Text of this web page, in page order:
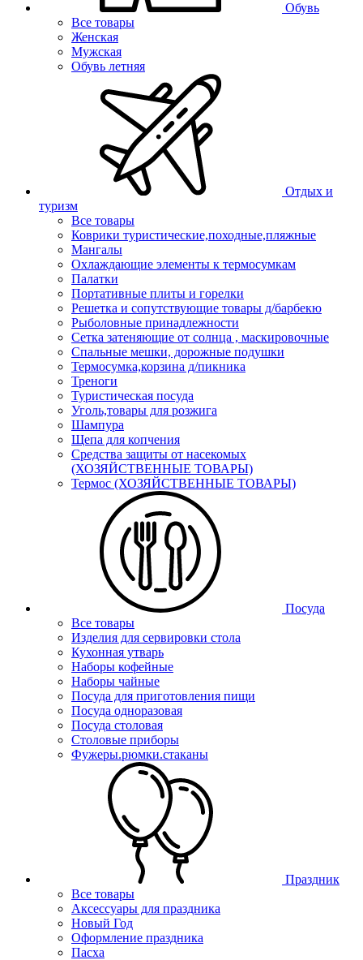
Обувь
Все товары
Женская
Мужская
Обувь летняя
Отдых и
туризм
Все товары
Коврики туристические,походные,пляжные
Мангалы
Охлаждающие элементы к термосумкам
Палатки
Портативные плиты и горелки
Решетка и сопутствующие товары д/барбекю
Рыболовные принадлежности
Сетка затеняющие от солнца , маскировочные
Спальные мешки, дорожные подушки
Термосумка,корзина д/пикника
Треноги
Туристическая посуда
Уголь,товары для розжига
Шампура
Щепа для копчения
Средства защиты от насекомых
(ХОЗЯЙСТВЕННЫЕ ТОВАРЫ)
Термос (ХОЗЯЙСТВЕННЫЕ ТОВАРЫ)
Посуда
Все товары
Изделия для сервировки стола
Кухонная утварь
Наборы кофейные
Наборы чайные
Посуда для приготовления пищи
Посуда одноразовая
Посуда столовая
Столовые приборы
Фужеры.рюмки.стаканы
Праздник
Все товары
Аксессуары для праздника
Новый Год
Оформление праздника
Пасха